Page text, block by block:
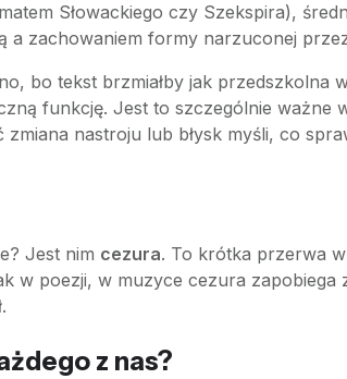
Słowackiego czy Szekspira),
a zachowaniem formy narzuconej
bo tekst brzmiałby jak przedszkolna
funkcję. Jest to szczególnie
nastroju lub błysk myśli, co
Jest nim cezura. To krótka przerwa
w poezji, w muzyce cezura zapobiega
z nas?